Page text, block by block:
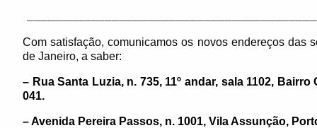
Com satisfação, comunicamos os novos endereços das
de Janeiro, a saber:
– Rua Santa Luzia, n. 735, 11º andar, sala 1102,
041.
– Avenida Pereira Passos, n. 1001, Vila Assunção,